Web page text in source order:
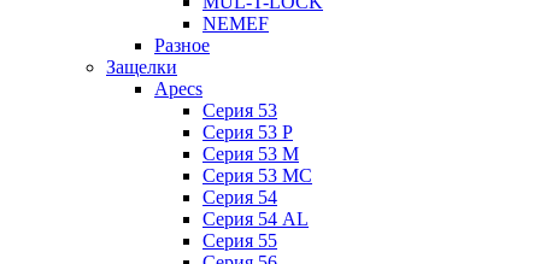
NEMEF
Разное
Защелки
Apecs
Серия 53
Серия 53 P
Серия 53 М
Серия 53 МC
Серия 54
Серия 54 AL
Серия 55